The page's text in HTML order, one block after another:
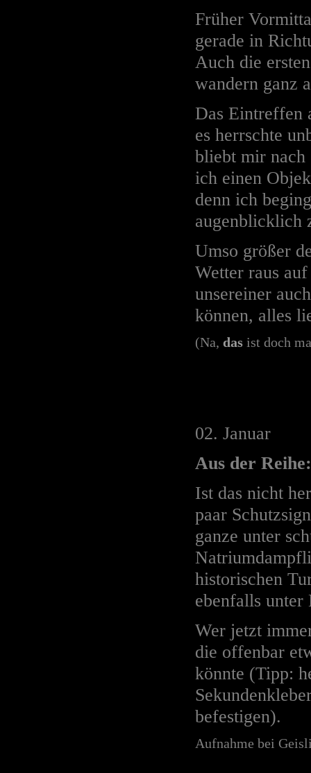
Früher
gerade in
Auch die
wandern ganz
Das Eintreffen
es herrschte
bliebt mir nach
ich einen
denn ich
augenblicklich
Umso größer
Wetter raus
unsereiner
können, alles
(Na, das ist doch
02. Januar
Aus der
Ist das nicht
paar
ganze unter
historischen
ebenfalls unter
Wer jetzt
die offenbar
könnte (Tipp:
befestigen).
Aufnahme bei